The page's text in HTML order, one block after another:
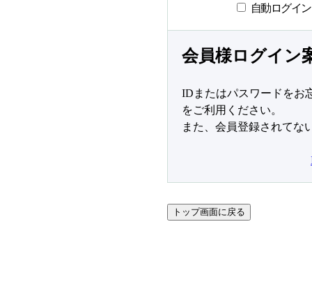
自動ログイン
会員様ログイン
IDまたはパスワードをお
をご利用ください。
また、会員登録されてな
トップ画面に戻る